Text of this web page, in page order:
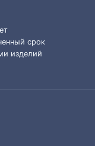
срок
изделий